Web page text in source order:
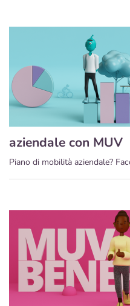
aziendale con MUV
Piano di mobilità aziendale?